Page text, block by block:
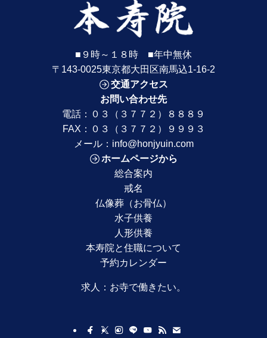
■９時～１８時 ■年中無休
〒143-0025東京都大田区南馬込1-16-2
交通アクセス
お問い合わせ先
電話： ０３（３７７２）８８８９
FAX：０３（３７７２）９９９３
メール： info@honjyuin.com
ホームページから
総合案内
戒名
仏像葬（お骨仏）
水子供養
人形供養
本寿院と住職について
予約カレンダー
求人： お寺で働きたい。